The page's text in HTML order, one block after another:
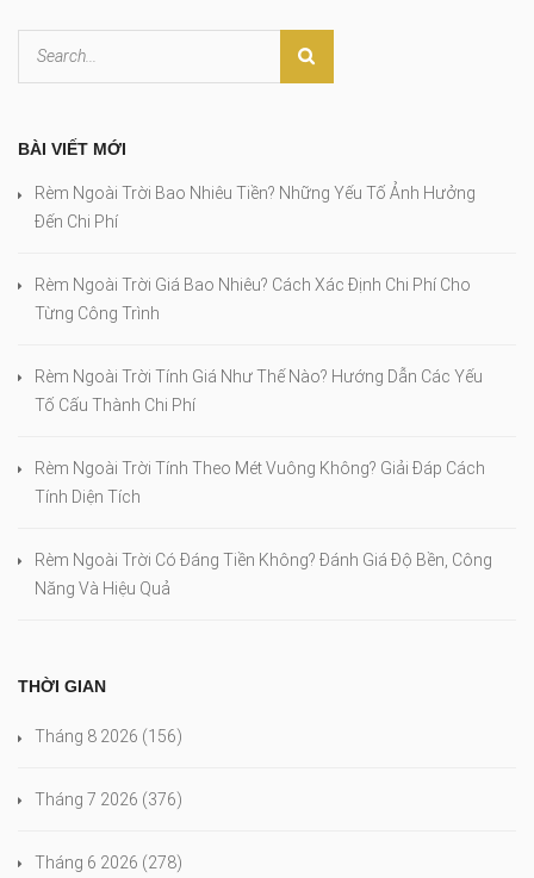
BÀI VIẾT MỚI
Rèm Ngoài Trời Bao Nhiêu Tiền? Những Yếu Tố Ảnh Hưởng
Đến Chi Phí
Rèm Ngoài Trời Giá Bao Nhiêu? Cách Xác Định Chi Phí Cho
Từng Công Trình
Rèm Ngoài Trời Tính Giá Như Thế Nào? Hướng Dẫn Các Yếu
Tố Cấu Thành Chi Phí
Rèm Ngoài Trời Tính Theo Mét Vuông Không? Giải Đáp Cách
Tính Diện Tích
Rèm Ngoài Trời Có Đáng Tiền Không? Đánh Giá Độ Bền, Công
Năng Và Hiệu Quả
THỜI GIAN
Tháng 8 2026 (156)
Tháng 7 2026 (376)
Tháng 6 2026 (278)